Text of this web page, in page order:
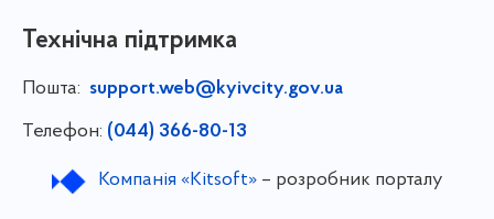
Технічна підтримка
Пошта: support.web@kyivcity.gov.ua
Телефон: (044) 366-80-13
Компанія «Kitsoft»– розробник порталу